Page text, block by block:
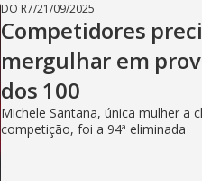
DO R7/21/09/2025
Competidores
mergulhar em
dos 100
Michele Santana, única mulher a
competição, foi a 94ª eliminada